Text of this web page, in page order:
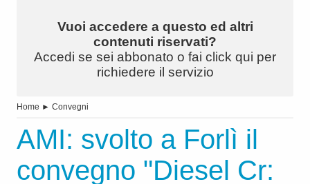
Vuoi accedere a questo ed altri
contenuti riservati?
Accedi se sei abbonato o fai click qui per
richiedere il servizio
Home ► Convegni
AMI: svolto a Forlì il
convegno "Diesel Cr: